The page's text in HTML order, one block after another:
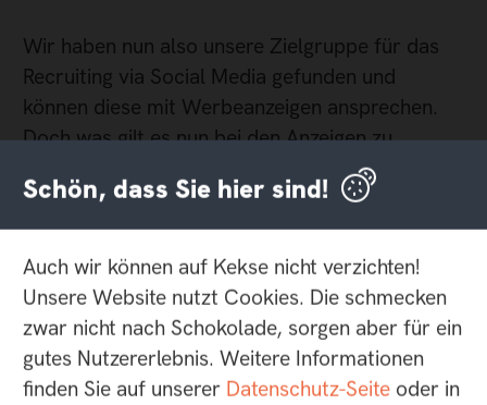
Wir haben nun also unsere Zielgruppe für das
Recruiting via Social Media gefunden und
können diese mit Werbeanzeigen ansprechen.
Doch was gilt es nun bei den Anzeigen zu
Interesse wecken
Um das Interesse der Zielgruppe konkret zu
wecken, ist es wichtig in den Anzeigen, den
sogenannte Creatives, spezifisch zu
Schön, dass Sie hier sind!
Auch wir können auf Kekse nicht verzichten!
Unsere Website nutzt Cookies. Die schmecken
zwar nicht nach Schokolade, sorgen aber für ein
gutes Nutzererlebnis. Weitere Informationen
finden Sie auf unserer Datenschutz-Seite oder in